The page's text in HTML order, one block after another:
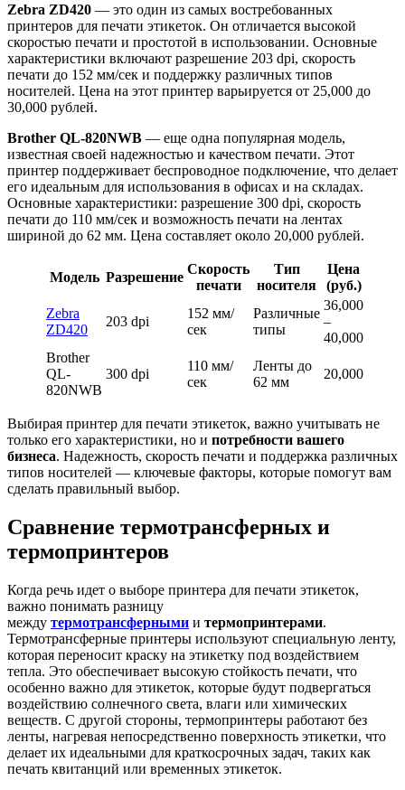
Zebra ZD420 — это один из самых востребованных
принтеров для печати этикеток. Он отличается высокой
скоростью печати и простотой в использовании. Основные
характеристики включают разрешение 203 dpi, скорость
печати до 152 мм/сек и поддержку различных типов
носителей. Цена на этот принтер варьируется от 25,000 до
30,000 рублей.
Brother QL-820NWB — еще одна популярная модель,
известная своей надежностью и качеством печати. Этот
принтер поддерживает беспроводное подключение, что делает
его идеальным для использования в офисах и на складах.
Основные характеристики: разрешение 300 dpi, скорость
печати до 110 мм/сек и возможность печати на лентах
шириной до 62 мм. Цена составляет около 20,000 рублей.
Модель Разрешение
Скорость
печати
Тип
носителя
Цена
(руб.)
Zebra
ZD420
203 dpi
152 мм/
сек
Различные
типы
36,000
–
40,000
Brother
QL-
820NWB
300 dpi
110 мм/
сек
Ленты до
62 мм
20,000
Выбирая принтер для печати этикеток, важно учитывать не
только его характеристики, но и потребности вашего
бизнеса. Надежность, скорость печати и поддержка различных
типов носителей — ключевые факторы, которые помогут вам
сделать правильный выбор.
Сравнение термотрансферных и
термопринтеров
Когда речь идет о выборе принтера для печати этикеток,
важно понимать разницу
между термотрансферными и термопринтерами.
Термотрансферные принтеры используют специальную ленту,
которая переносит краску на этикетку под воздействием
тепла. Это обеспечивает высокую стойкость печати, что
особенно важно для этикеток, которые будут подвергаться
воздействию солнечного света, влаги или химических
веществ. С другой стороны, термопринтеры работают без
ленты, нагревая непосредственно поверхность этикетки, что
делает их идеальными для краткосрочных задач, таких как
печать квитанций или временных этикеток.